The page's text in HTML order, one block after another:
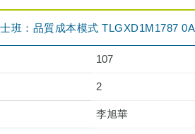
班：品質成本模式 TLGXD1M1787 0A
107
2
李旭華